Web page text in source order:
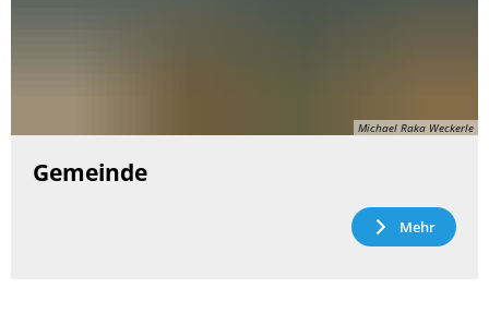
Michael Raka Weckerle
Gemeinde
Mehr